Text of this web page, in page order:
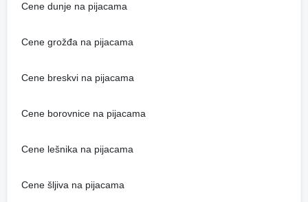
Cene dunje na pijacama
Cene grožđa na pijacama
Cene breskvi na pijacama
Cene borovnice na pijacama
Cene lešnika na pijacama
Cene šljiva na pijacama